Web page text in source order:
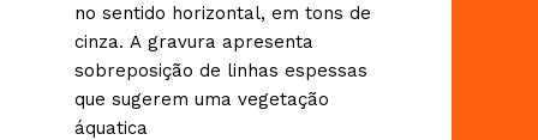
no sentido horizontal, em tons de
cinza. A gravura apresenta
sobreposição de linhas espessas
que sugerem uma vegetação
áquatica